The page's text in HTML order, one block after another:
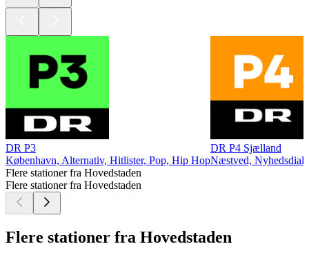
DR P3
København, Alternativ, Hitlister, Pop, Hip Hop
DR P4 Sjælland
Næstved,
Flere stationer fra Hovedstaden
Flere stationer fra Hovedstaden
Flere stationer fra Hovedstaden